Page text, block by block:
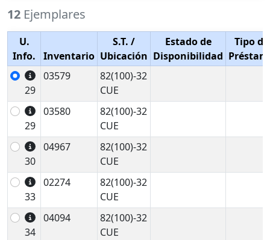
12 Ejemplares
U.
Info.
Inventario
S.T. /
Ubicación
Estado de
Disponibilidad
Tipo de
29
03579
82(100)-32
CUE
29
03580
82(100)-32
CUE
30
04967
82(100)-32
CUE
33
02274
82(100)-32
CUE
34
04094
82(100)-32
CUE